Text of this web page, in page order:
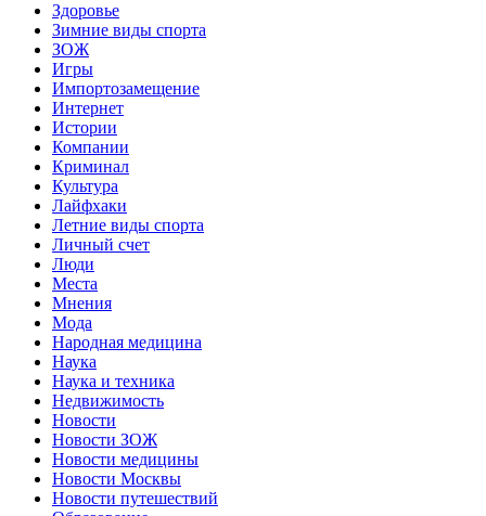
Здоровье
Зимние виды спорта
ЗОЖ
Игры
Импортозамещение
Интернет
Истории
Компании
Криминал
Культура
Лайфхаки
Летние виды спорта
Личный счет
Люди
Места
Мнения
Мода
Народная медицина
Наука
Наука и техника
Недвижимость
Новости
Новости ЗОЖ
Новости медицины
Новости Москвы
Новости путешествий